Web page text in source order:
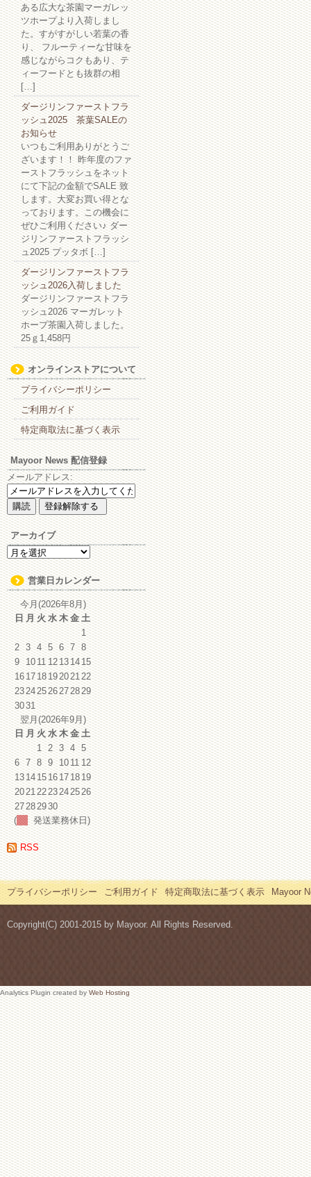
ある広大な茶園マーガレッ
ツホープより入荷しまし
た。すがすがしい若葉の香
り、 フルーティーな甘味を
感じながらコクもあり、テ
ィーフードとも抜群の相
[…]
ダージリンファーストフラ
ッシュ2025 茶葉SALEの
お知らせ
いつもご利用ありがとうご
ざいます！！ 昨年度のファ
ーストフラッシュをネット
にて下記の金額でSALE 致
します。大変お買い得とな
っております。この機会に
ぜひご利用ください♪ ダー
ジリンファーストフラッシ
ュ2025 プッタボ […]
ダージリンファーストフラ
ッシュ2026入荷しました
ダージリンファーストフラ
ッシュ2026 マーガレット
ホープ茶園入荷しました。
25ｇ1,458円
オンラインストアについて
プライバシーポリシー
ご利用ガイド
特定商取法に基づく表示
Mayoor News 配信登録
メールアドレス:
アーカイブ
ア
ー
カ
イ
ブ
営業日カレンダー
今月(2026年8月)
日 月 火 水 木 金 土
1
2 3 4 5 6 7 8
9 1011 12131415
16171819202122
23242526272829
3031
翌月(2026年9月)
日 月 火 水 木 金 土
1 2 3 4 5
6 7 8 9 1011 12
13141516171819
20212223242526
27282930
(
発送業務休日)
RSS
プライバシーポリシー ご利用ガイド 特定商取法に基づく表示 Mayoor
Copyright(C) 2001-2015 by Mayoor. All Rights Reserved.
Analytics Plugin created byWeb Hosting